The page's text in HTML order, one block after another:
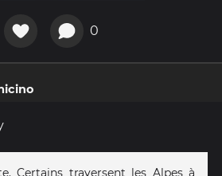
0
Certains traversent les Alpes à